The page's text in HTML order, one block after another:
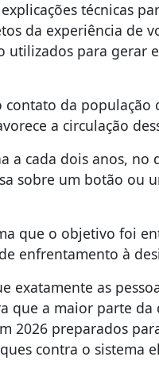
técnicas
da experiência de
utilizados para gerar
da
a circulação
a cada dois anos,
sobre um botão ou
que o objetivo foi
enfrentamento à
exatamente as
que a maior parte
2026 preparados
contra o sistema